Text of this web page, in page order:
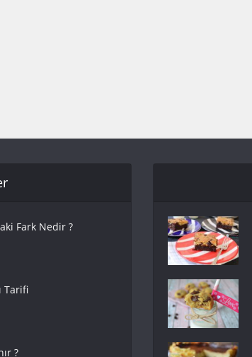
Fark Nedir ?
Tarifi
?